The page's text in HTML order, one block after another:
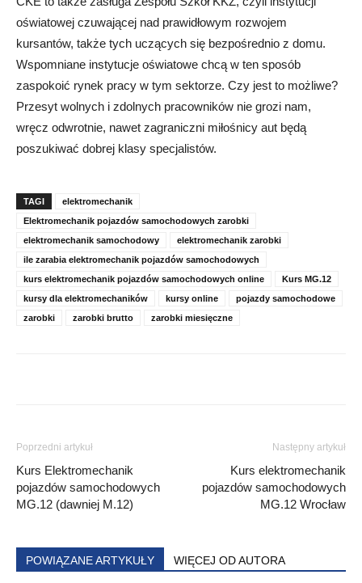
oświatowej czuwającej nad prawidłowym rozwojem
kursantów, także tych uczących się bezpośrednio z domu.
Wspomniane instytucje oświatowe chcą w ten sposób
zaspokoić rynek pracy w tym sektorze. Czy jest to możliwe?
Przesyt wolnych i zdolnych pracowników nie grozi nam,
wręcz odwrotnie, nawet zagraniczni miłośnicy aut będą
poszukiwać dobrej klasy specjalistów.
TAGI
elektromechanik
Elektromechanik pojazdów samochodowych zarobki
elektromechanik samochodowy
elektromechanik zarobki
ile zarabia elektromechanik pojazdów samochodowych
kurs elektromechanik pojazdów samochodowych online
Kurs MG.12
kursy dla elektromechaników
kursy online
pojazdy samochodowe
zarobki
zarobki brutto zarobki miesięczne
Poprzedni artykuł
Kurs Elektromechanik
pojazdów samochodowych
MG.12 (dawniej M.12)
Następny artykuł
Kurs elektromechanik
pojazdów samochodowych
MG.12 Wrocław
POWIĄZANE ARTYKUŁY WIĘCEJ OD AUTORA